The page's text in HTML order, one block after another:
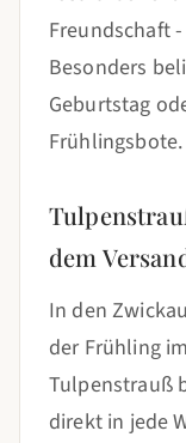
Freundschaft
Besonders
Geburtstag
Frühlingsbote.
dem
In den
der Frühling
Tulpenstrauß
direkt in jede